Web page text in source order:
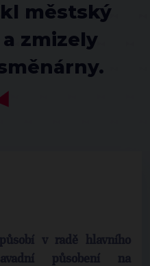
městský
zmizely
v radě hlavního
působení na